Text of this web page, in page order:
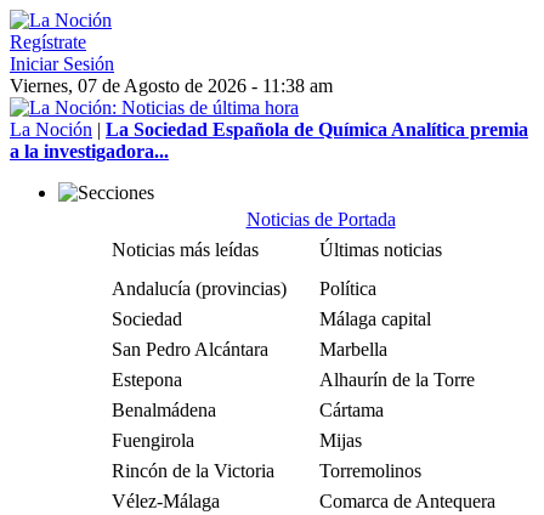
Regístrate
Iniciar Sesión
Viernes, 07 de Agosto de 2026 - 11:38 am
La Noción | La Sociedad Española de Química Analítica premia
a la investigadora...
Noticias de Portada
Noticias más leídas
Últimas noticias
Andalucía (provincias)
Política
Sociedad
Málaga capital
San Pedro Alcántara
Marbella
Estepona
Alhaurín de la Torre
Benalmádena
Cártama
Fuengirola
Mijas
Rincón de la Victoria
Torremolinos
Vélez-Málaga
Comarca de Antequera